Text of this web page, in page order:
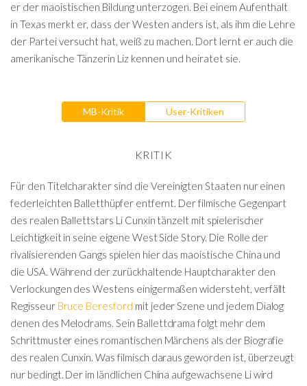
er der maoistischen Bildung unterzogen. Bei einem Aufenthalt
in Texas merkt er, dass der Westen anders ist, als ihm die Lehre
der Partei versucht hat, weiß zu machen. Dort lernt er auch die
amerikanische Tänzerin Liz kennen und heiratet sie.
MB-Kritik User-Kritiken
KRITIK
Für den Titelcharakter sind die Vereinigten Staaten nur einen
federleichten Balletthüpfer entfernt. Der filmische Gegenpart
des realen Ballettstars Li Cunxin tänzelt mit spielerischer
Leichtigkeit in seine eigene West Side Story. Die Rolle der
rivalisierenden Gangs spielen hier das maoistische China und
die USA. Während der zurückhaltende Hauptcharakter den
Verlockungen des Westens einigermaßen widersteht, verfällt
Regisseur Bruce Beresford mit jeder Szene und jedem Dialog
denen des Melodrams. Sein Ballettdrama folgt mehr dem
Schrittmuster eines romantischen Märchens als der Biografie
des realen Cunxin. Was filmisch daraus geworden ist, überzeugt
nur bedingt. Der im ländlichen China aufgewachsene Li wird